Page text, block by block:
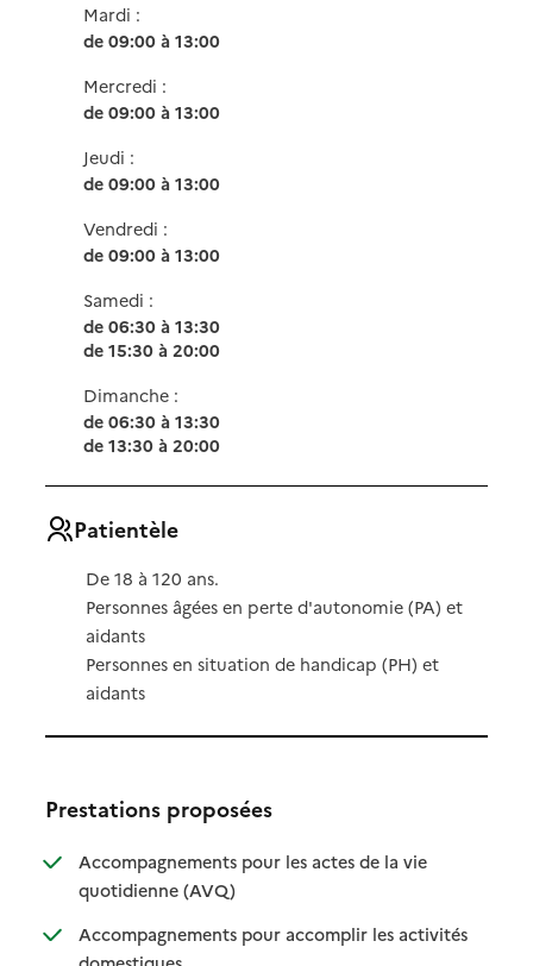
Mardi :
de 09:00 à 13:00
Mercredi :
de 09:00 à 13:00
Jeudi :
de 09:00 à 13:00
Vendredi :
de 09:00 à 13:00
Samedi :
de 06:30 à 13:30
de 15:30 à 20:00
Dimanche :
de 06:30 à 13:30
de 13:30 à 20:00
Patientèle
De 18 à 120 ans.
Personnes âgées en perte d'autonomie (PA) et
aidants
Personnes en situation de handicap (PH) et
aidants
Prestations proposées
Accompagnements pour les actes de la vie
quotidienne (AVQ): disponible
: non disponible
Accompagnements pour accomplir les activités